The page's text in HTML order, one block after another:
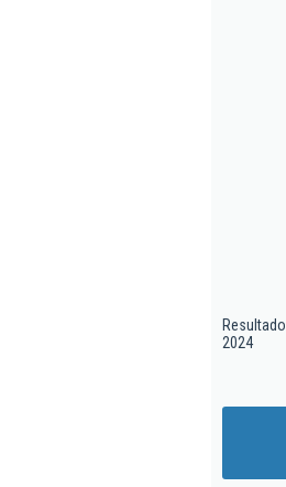
Resultado
2024